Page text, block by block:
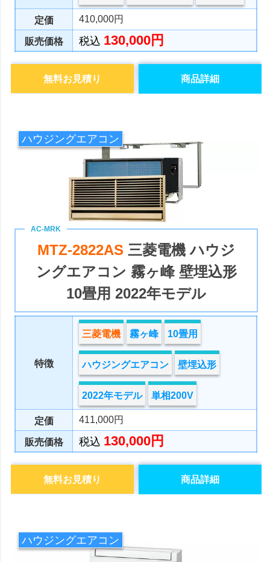
定価 410,000円
販売価格 税込 130,000円
商品詳細
無料お見積り
ハウジングエアコン
MTZ-2822AS三菱電機 ハウジ
ングエアコン 霧ヶ峰 壁埋込形
10畳用 2022年モデル
特徴
三菱電機 霧ヶ峰 10畳用
ハウジングエアコン 壁埋込形
2022年モデル 単相200V
定価 411,000円
販売価格 税込 130,000円
商品詳細
無料お見積り
ハウジングエアコン